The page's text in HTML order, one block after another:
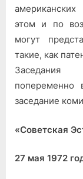
этом и по
могут
такие, как
Заседания
заседание
«Советская
27 мая 1972